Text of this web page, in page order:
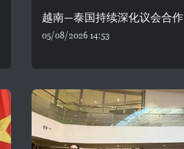
越南—泰国持续深化议会合作
05/08/2026 14:53